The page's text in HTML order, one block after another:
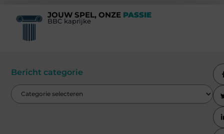
JOUW SPEL, ONZE PASSIE
BBC kaprijke
Bericht categorie